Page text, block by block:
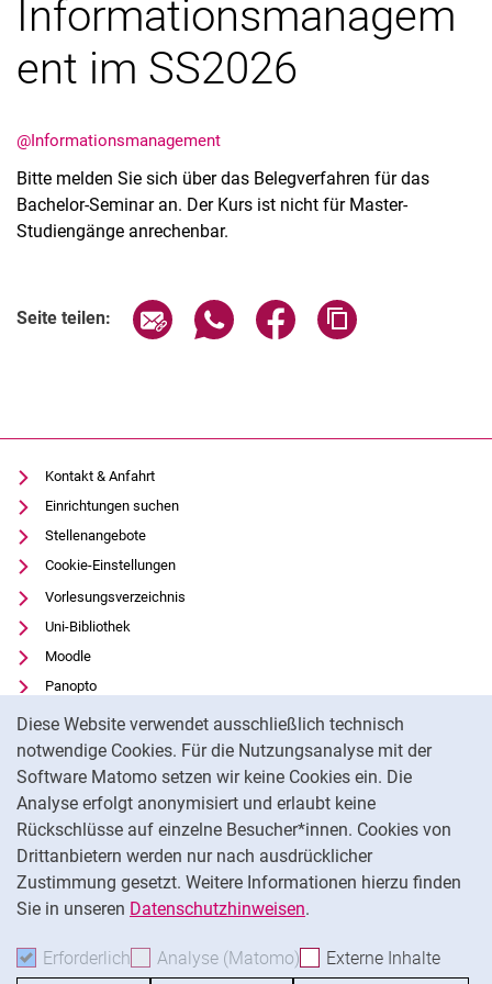
Diese Website verwendet ausschließlich technisch
notwendige Cookies. Für die Nutzungsanalyse mit der
Software Matomo setzen wir keine Cookies ein. Die
Analyse erfolgt anonymisiert und erlaubt keine
Rückschlüsse auf einzelne Besucher*innen. Cookies von
Drittanbietern werden nur nach ausdrücklicher
Zustimmung gesetzt. Weitere Informationen hierzu finden
Sie in unseren Datenschutzhinweisen.
Erforderlich Erforderliche Cookies akzeptieren
Analyse (Matomo) Analyse-Cookies
Externe Inhalte
Informationsmanagem
ent im SS2026
@Informationsmanagement
Bitte melden Sie sich über das Belegverfahren für das
Bachelor-Seminar an. Der Kurs ist nicht für Master-
Studiengänge anrechenbar.
Seite teilen: Seite über E-Mail teilen
Seite über WhatsApp teilen
Seite über Facebook
Kontakt & Anfahrt
Einrichtungen suchen
Stellenangebote
Cookie-Einstellungen
Vorlesungsverzeichnis
Uni-Bibliothek
Moodle
Panopto
Datenschutz
Barrierefreiheit
Transparenter KI-Einsatz
Impressum
Externer Link: Universität Kassel auf
Facebook(öffnet neues Fenster)
Externer Link: Universität Kassel auf
Instagram (öffnet neues Fenster)